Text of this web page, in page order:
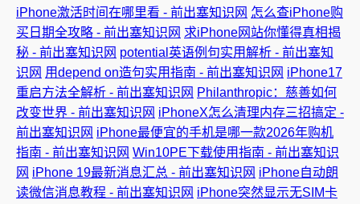
iPhone激活时间在哪里看 - 前出塞知识网 怎么查iPhone购
买日期全攻略 - 前出塞知识网 求iPhone网站你懂得真相揭
秘 - 前出塞知识网 potential英语例句实用解析 - 前出塞知
识网 用depend on造句实用指南 - 前出塞知识网 iPhone17
重启方法全解析 - 前出塞知识网 Philanthropic：慈善如何
改变世界 - 前出塞知识网 iPhoneX怎么清理内存三招搞定 -
前出塞知识网 iPhone最便宜的手机是哪一款2026年购机
指南 - 前出塞知识网 Win10PE下载使用指南 - 前出塞知识
网 iPhone 19最新消息汇总 - 前出塞知识网 iPhone自动朗
读微信消息教程 - 前出塞知识网 iPhone突然显示无SIM卡